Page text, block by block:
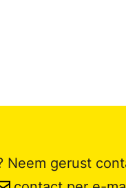
Neem gerust